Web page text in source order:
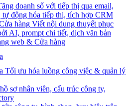
doanh số với tiếp thị qua email,
tự động hóa tiếp thị, tích hợp CRM
hàng Viết nội dung thuyết phục
AI, prompt chi tiết, dịch văn bản
web & Cửa hàng
Tối ưu hóa luồng công việc & quản lý
sơ nhân viên, cấu trúc công ty,